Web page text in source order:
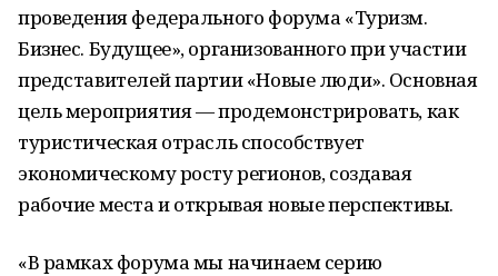
проведения федерального форума «Туризм.
Бизнес. Будущее», организованного при участии
представителей партии «Новые люди». Основная
цель мероприятия — продемонстрировать, как
туристическая отрасль способствует
экономическому росту регионов, создавая
рабочие места и открывая новые перспективы.
«В рамках форума мы начинаем серию